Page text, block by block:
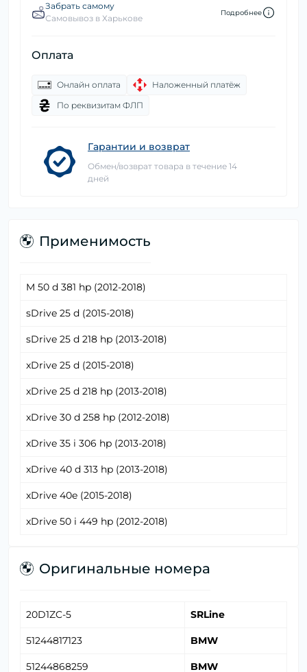
Забрать самому
Самовывоз в Харькове
Подробнее
Оплата
Онлайн оплата
Наложенный платёж
По реквизитам ФЛП
Гарантии и возврат
Обмен/возврат товара в течение 14
дней
Применимость
M 50 d 381 hp (2012-2018)
sDrive 25 d (2015-2018)
sDrive 25 d 218 hp (2013-2018)
xDrive 25 d (2015-2018)
xDrive 25 d 218 hp (2013-2018)
xDrive 30 d 258 hp (2012-2018)
xDrive 35 i 306 hp (2013-2018)
xDrive 40 d 313 hp (2013-2018)
xDrive 40e (2015-2018)
xDrive 50 i 449 hp (2012-2018)
Оригинальные номера
20D1ZC-5 SRLine
51244817123 BMW
51244868259 BMW